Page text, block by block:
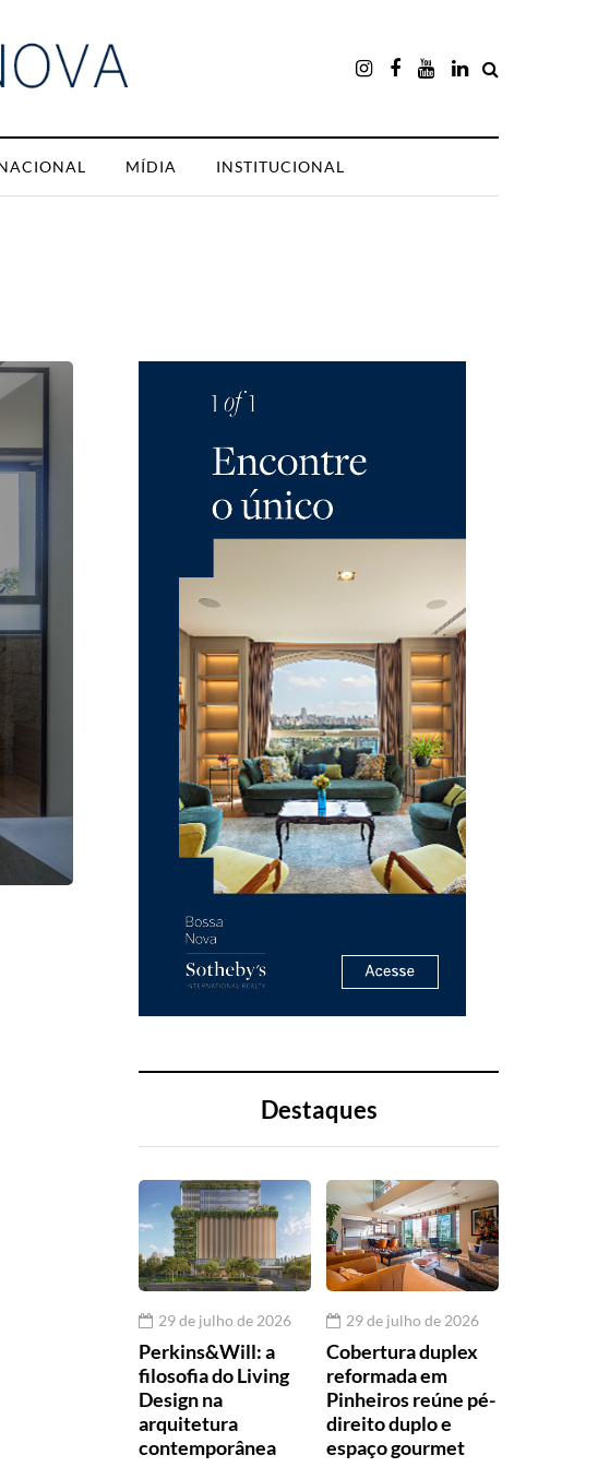
MÍDIA INSTITUCIONAL
Destaques
29 de julho de 2026
Perkins&Will: a
filosofia do Living
Design na
arquitetura
contemporânea
29 de julho de 2026
Cobertura duplex
reformada em
Pinheiros reúne pé-
direito duplo e
espaço gourmet